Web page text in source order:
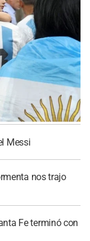
Messi
nos trajo
Fe terminó con